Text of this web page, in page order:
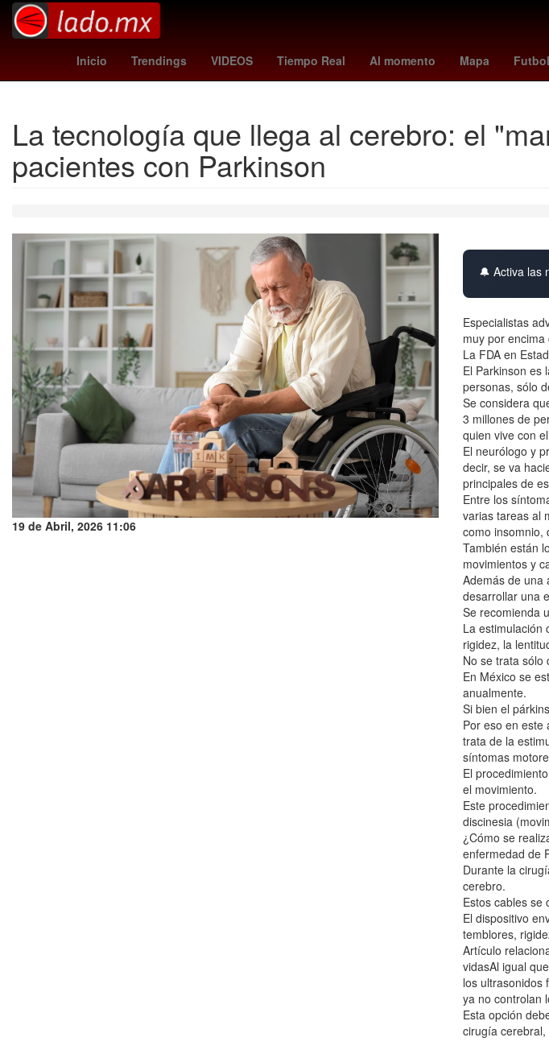
Inicio Trendings VIDEOS Tiempo Real Al momento Mapa Futbol
Instituto Tecnológico y de Estudios Superiores de Monterrey rodri Argentina Gobierno
La tecnología que llega al cerebro: el
pacientes con Parkinson
19 de Abril, 2026 11:06
🔔 Activa las
Especialistas
muy por
La FDA en
El Parkinson es
personas, sólo
Se considera
3 millones de
quien vive con
El neurólogo y
decir, se va
principales de
Entre los
varias tareas al
como insomnio,
También están
movimientos y
Además de una
desarrollar una
Se recomienda
La estimulación
rigidez, la
No se trata sólo
En México se
anualmente.
Si bien el
Por eso en este
trata de la
síntomas
El
el movimiento.
Este
discinesia
¿Cómo se
enfermedad de
Durante la
cerebro.
Estos cables se
El dispositivo
temblores,
Artículo
vidasAl igual
los ultrasonidos
ya no controlan
Esta opción
cirugía